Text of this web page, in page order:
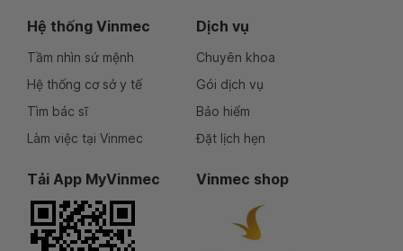
Hệ thống Vinmec
Tầm nhìn sứ mệnh
Hệ thống cơ sở y tế
Tìm bác sĩ
Làm việc tại Vinmec
Dịch vụ
Chuyên khoa
Gói dịch vụ
Bảo hiểm
Đặt lịch hẹn
Tải App MyVinmec Vinmec shop